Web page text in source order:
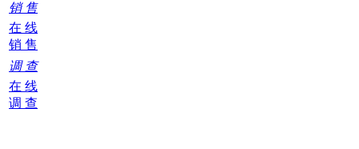
销 售
在 线
销 售
调 查
在 线
调 查